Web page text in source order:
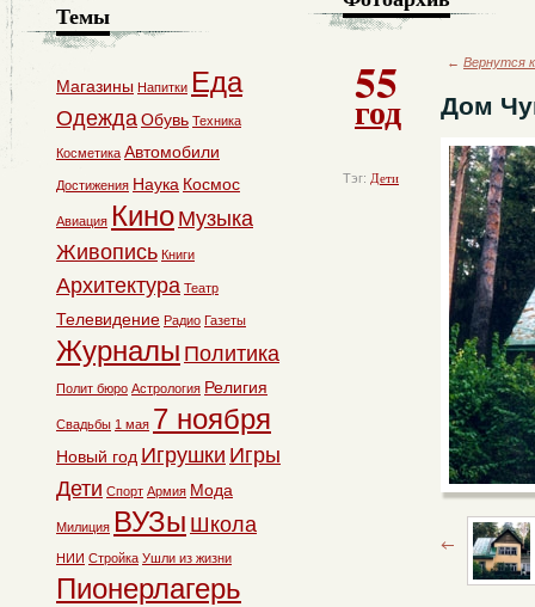
55
год
Тэг: Дети
← Вернутся
Дом
Темы
Магазины Напитки Еда
ОдеждаОбувь Техника
Косметика Автомобили
Достижения Наука Космос
Авиация Кино Музыка
Живопись Книги
Архитектура Театр
Телевидение Радио Газеты
Журналы Политика
Полит бюро Астрология Религия
Свадьбы 1 мая 7 ноября
Новый год Игрушки Игры
Дети Спорт Армия Мода
Милиция ВУЗы Школа
НИИ Стройка Ушли из жизни
Пионерлагерь